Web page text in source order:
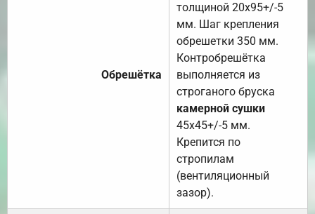
Обрешётка
толщиной 20х95+/-5
мм. Шаг крепления
обрешетки 350 мм.
Контробрешётка
выполняется из
строганого бруска
камерной сушки
45х45+/-5 мм.
Крепится по
стропилам
(вентиляционный
зазор).